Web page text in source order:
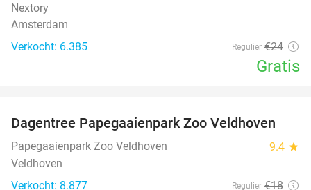
Nextory
Amsterdam
Verkocht: 6.385
Regulier €24
Gratis
26%
Dagentree Papegaaienpark Zoo Veldhoven
Papegaaienpark Zoo Veldhoven 9.4 star
Veldhoven
Verkocht: 8.877
Regulier €18